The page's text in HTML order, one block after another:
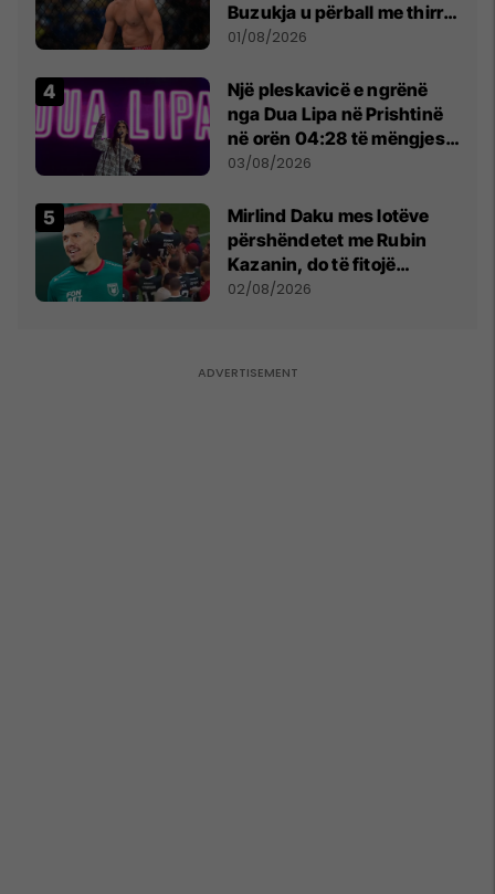
Buzukja u përball me thirrje
anti-shqiptare nga
01/08/2026
Një pleskavicë e ngrënë
nga Dua Lipa në Prishtinë
në orën 04:28 të mëngjesit
- dhe bota digjitale serbe
03/08/2026
Mirlind Daku mes lotëve
përshëndetet me Rubin
Kazanin, do të fitojë
miliona te Spartak Moska
02/08/2026